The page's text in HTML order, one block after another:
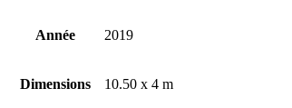
Année 2019
Dimensions 10.50 x 4 m